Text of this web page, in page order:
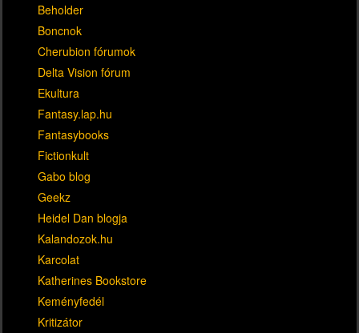
Beholder
Boncnok
Cherubion fórumok
Delta Vision fórum
Ekultura
Fantasy.lap.hu
Fantasybooks
Fictionkult
Gabo blog
Geekz
Heidel Dan blogja
Kalandozok.hu
Karcolat
Katherines Bookstore
Keményfedél
Kritizátor